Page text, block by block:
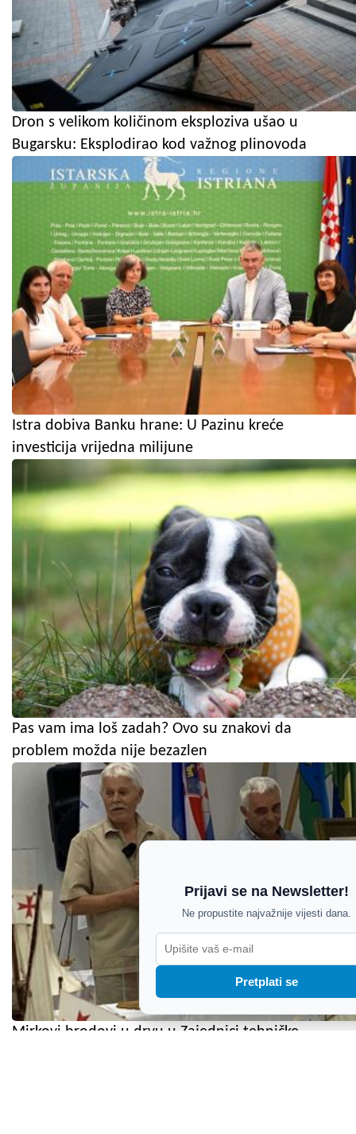
Dron s velikom količinom eksploziva ušao u
Bugarsku: Eksplodirao kod važnog plinovoda
Istra dobiva Banku hrane: U Pazinu kreće
investicija vrijedna milijune
Pas vam ima loš zadah? Ovo su znakovi da
problem možda nije bezazlen
Mirkovi brodovi u drvu u Zajednici tehničke
Prijavi se na Newsletter!
Ne propustite najvažnije vijesti dana.
Pretplati se